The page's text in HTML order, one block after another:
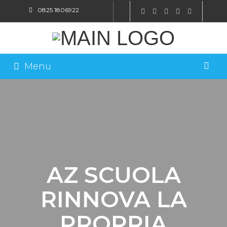
0825 1806922
Menu
AZ SCUOLA
RINNOVA LA